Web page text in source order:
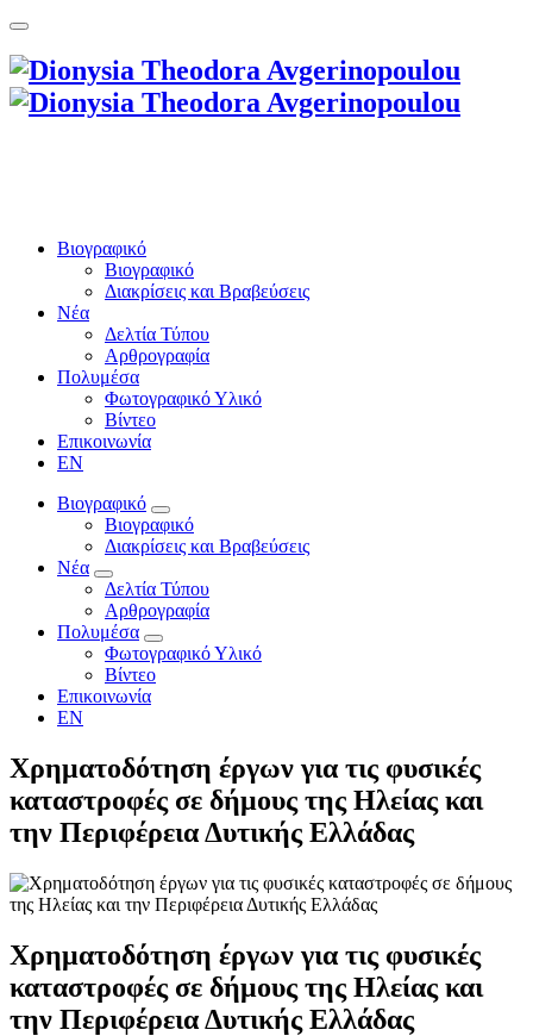
Βιογραφικό
Βιογραφικό
Διακρίσεις και Βραβεύσεις
Νέα
Δελτία Τύπου
Αρθρογραφία
Πολυμέσα
Φωτογραφικό Υλικό
Βίντεο
Επικοινωνία
EN
Βιογραφικό
Βιογραφικό
Διακρίσεις και Βραβεύσεις
Νέα
Δελτία Τύπου
Αρθρογραφία
Πολυμέσα
Φωτογραφικό Υλικό
Βίντεο
Επικοινωνία
EN
Χρηματοδότηση έργων για τις φυσικές
καταστροφές σε δήμους της Ηλείας και
την Περιφέρεια Δυτικής Ελλάδας
Χρηματοδότηση έργων για τις φυσικές
καταστροφές σε δήμους της Ηλείας και
την Περιφέρεια Δυτικής Ελλάδας